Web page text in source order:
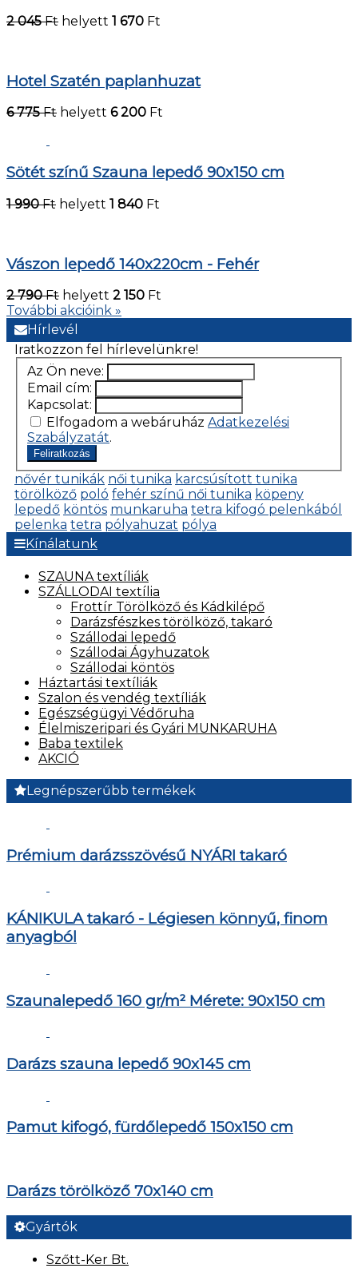
2 045 Ft helyett 1 670 Ft
Hotel Szatén paplanhuzat
6 775 Ft helyett 6 200 Ft
Sötét színű Szauna lepedő 90x150 cm
1 990 Ft helyett 1 840 Ft
Vászon lepedő 140x220cm - Fehér
2 790 Ft helyett 2 150 Ft
További akcióink »
Hírlevél
Iratkozzon fel hírlevelünkre!
Az Ön neve:
Email cím:
Kapcsolat:
Elfogadom a webáruház Adatkezelési
Szabályzatát.
Feliratkozás
nővér tunikák női tunika karcsúsított tunika
törölköző poló fehér színű női tunika köpeny
lepedő köntös munkaruha tetra kifogó pelenkából
pelenka tetra pólyahuzat pólya
Kínálatunk
SZAUNA textíliák
SZÁLLODAI textília
Frottír Törölköző és Kádkilépő
Darázsfészkes törölköző, takaró
Szállodai lepedő
Szállodai Ágyhuzatok
Szállodai köntös
Háztartási textíliák
Szalon és vendég textíliák
Egészségügyi Védőruha
Élelmiszeripari és Gyári MUNKARUHA
Baba textilek
AKCIÓ
Legnépszerűbb termékek
Prémium darázsszövésű NYÁRI takaró
KÁNIKULA takaró - Légiesen könnyű, finom
anyagból
Szaunalepedő 160 gr/m² Mérete: 90x150 cm
Darázs szauna lepedő 90x145 cm
Pamut kifogó, fürdőlepedő 150x150 cm
Darázs törölköző 70x140 cm
Gyártók
Szőtt-Ker Bt.